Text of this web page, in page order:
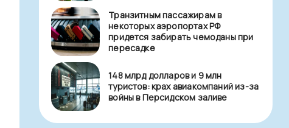
Транзитным пассажирам в
некоторых аэропортах РФ
придется забирать чемоданы при
пересадке
148 млрд долларов и 9 млн
туристов: крах авиакомпаний из-за
войны в Персидском заливе